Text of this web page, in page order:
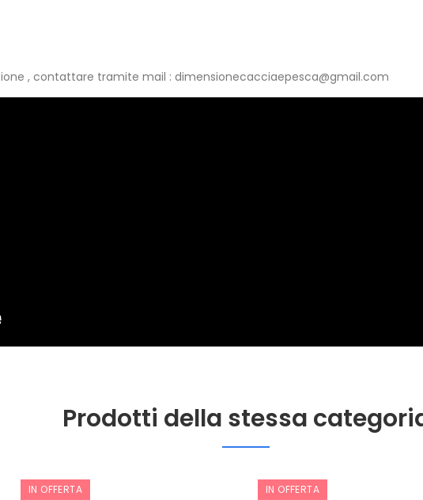
, contattare tramite mail : dimensionecacciaepesca@gmail.com
Prodotti della stessa
IN OFFERTA IN OFFERTA